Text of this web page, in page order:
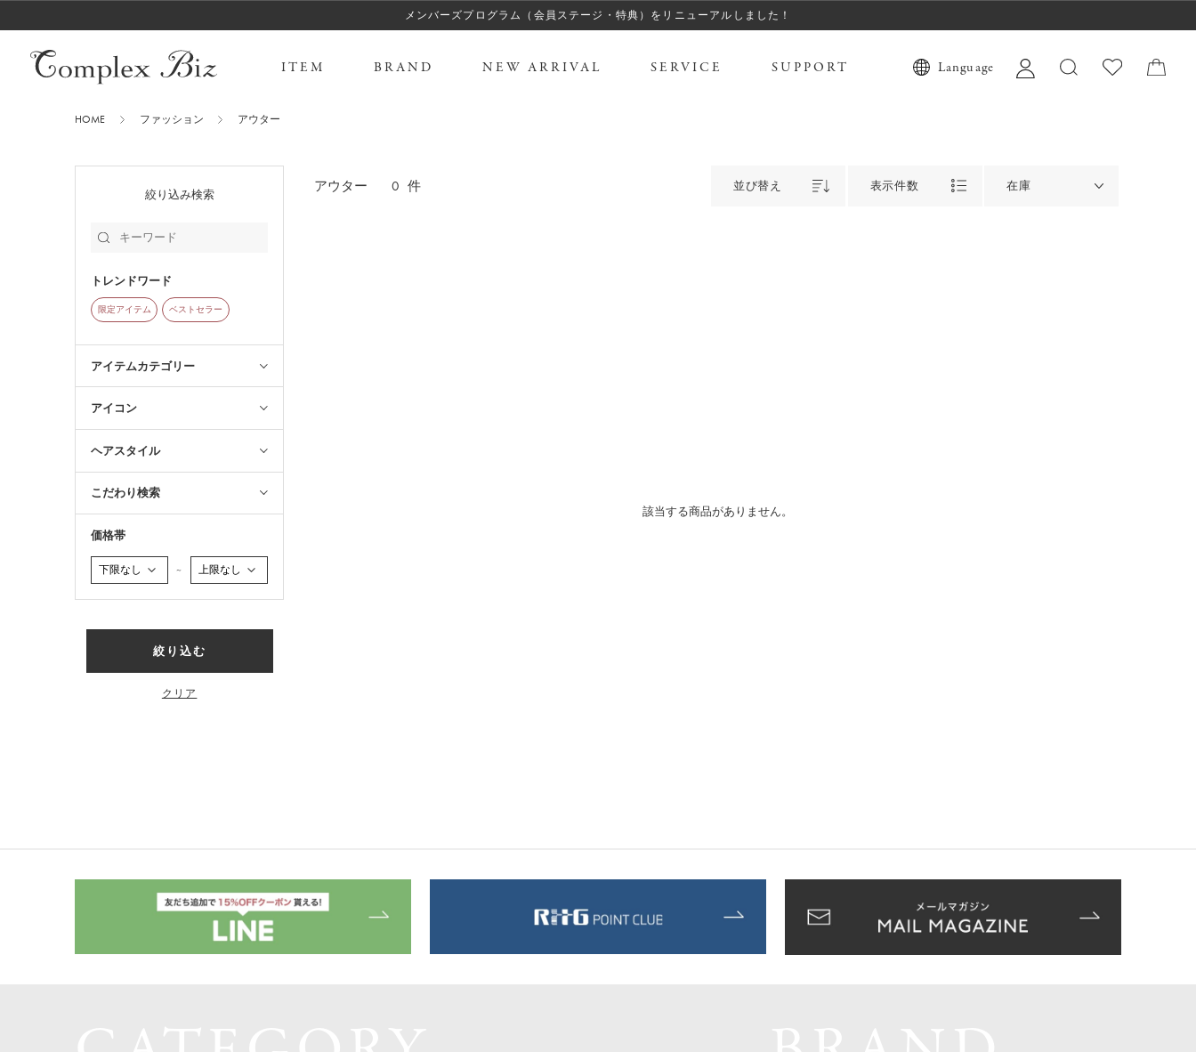
メンバーズプログラム（会員ステージ・特典）をリニューアルしました！
ITEM BRAND NEW ARRIVAL SERVICE SUPPORT Language
HOME ファッション アウター
絞り込み検索
トレンドワード
限定アイテム ベストセラー
アイテムカテゴリー
アイコン
ヘアスタイル
こだわり検索
価格帯
～
絞り込む
クリア
アウター 0 件 並び替え 表示件数 在庫
該当する商品がありません。